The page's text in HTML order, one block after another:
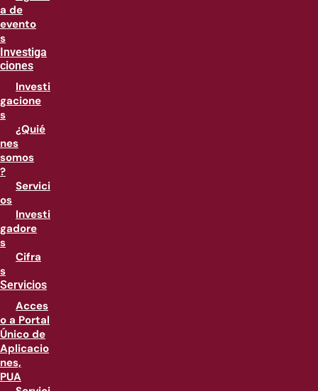
a de
evento
s
Investiga
ciones
Investi
gacione
s
¿Quié
nes
somos
?
Servici
os
Investi
gadore
s
Cifra
s
Servicios
Acces
o a Portal
Único de
Aplicacio
nes,
PUA